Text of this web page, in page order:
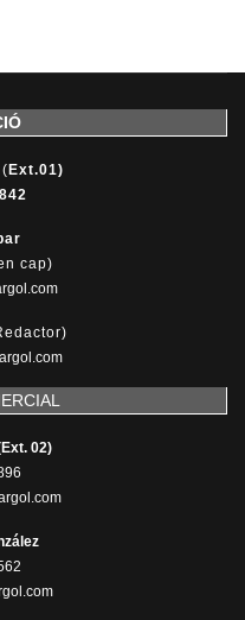
( Ext.01)
cap)
02)